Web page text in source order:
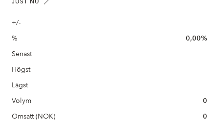
JUST NU
+/-
%
0,00%
Senast
Högst
Lägst
Volym
0
Omsatt (NOK)
0